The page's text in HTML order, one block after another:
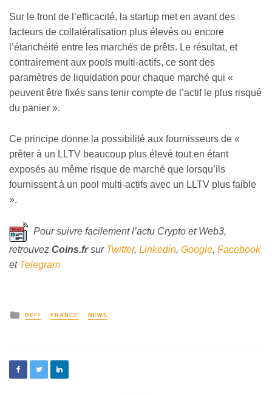
Sur le front de l’efficacité, la startup met en avant des
facteurs de collatéralisation plus élevés ou encore
l’étanchéité entre les marchés de prêts. Le résultat, et
contrairement aux pools multi-actifs, ce sont des
paramètres de liquidation pour chaque marché qui «
peuvent être fixés sans tenir compte de l’actif le plus risqué
du panier ».
Ce principe donne la possibilité aux fournisseurs de «
prêter à un LLTV beaucoup plus élevé tout en étant
exposés au même risque de marché que lorsqu’ils
fournissent à un pool multi-actifs avec un LLTV plus faible
».
Pour suivre facilement l’actu Crypto et Web3,
retrouvez Coins.frsur Twitter, Linkedin, Google, Facebook
et Telegram
DEFI FRANCE NEWS